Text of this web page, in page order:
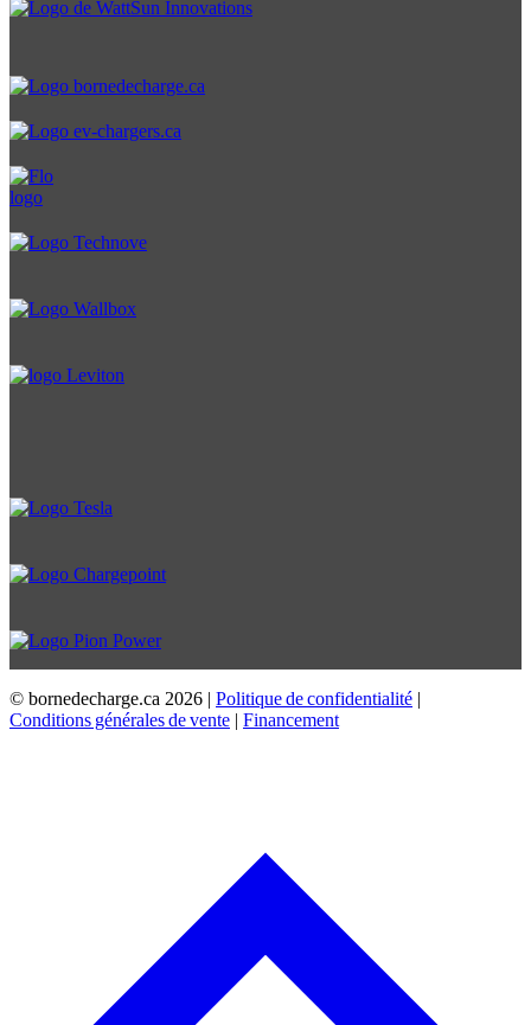
© bornedecharge.ca 2026 | Politique de confidentialité |
Conditions générales de vente | Financement